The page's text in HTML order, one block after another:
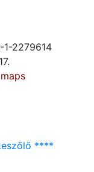
2279614
****